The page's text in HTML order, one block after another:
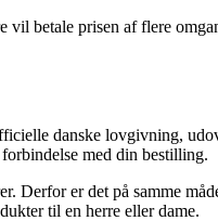
betale prisen af flere
danske lovgivning,
med din bestilling.
Derfor er det på samme
til en herre eller dame.